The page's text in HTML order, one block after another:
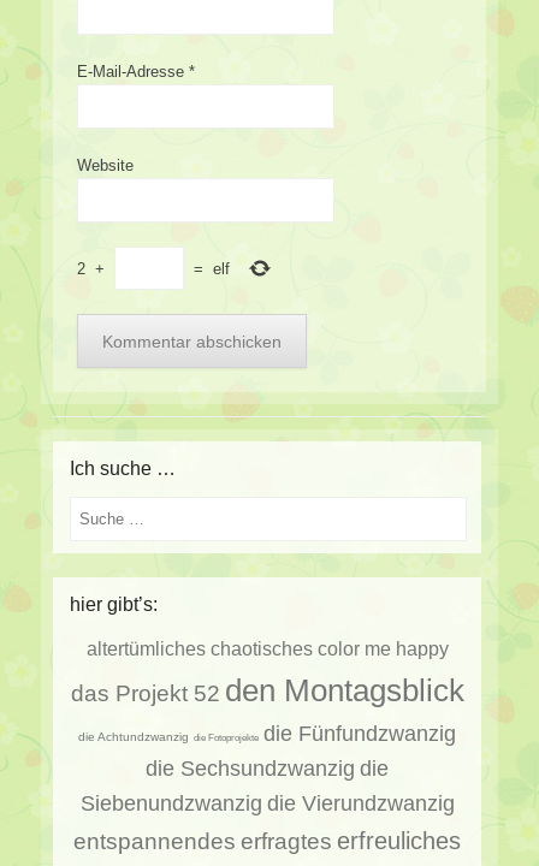
E-Mail-Adresse *
Website
2 + = elf
Ich suche …
Suche
hier gibt’s:
altertümliches chaotisches color me happy
das Projekt 52 den Montagsblick
die Achtundzwanzig die Fotoprojekte die Fünfundzwanzig
die Sechsundzwanzig die
Siebenundzwanzig die Vierundzwanzig
entspannendes erfragtes erfreuliches